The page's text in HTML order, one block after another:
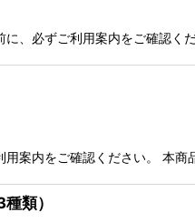
必ずご利用案内をご確認く
内をご確認ください。 本商
類）